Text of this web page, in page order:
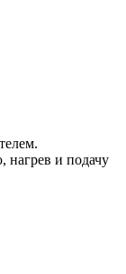
нагрев и подачу